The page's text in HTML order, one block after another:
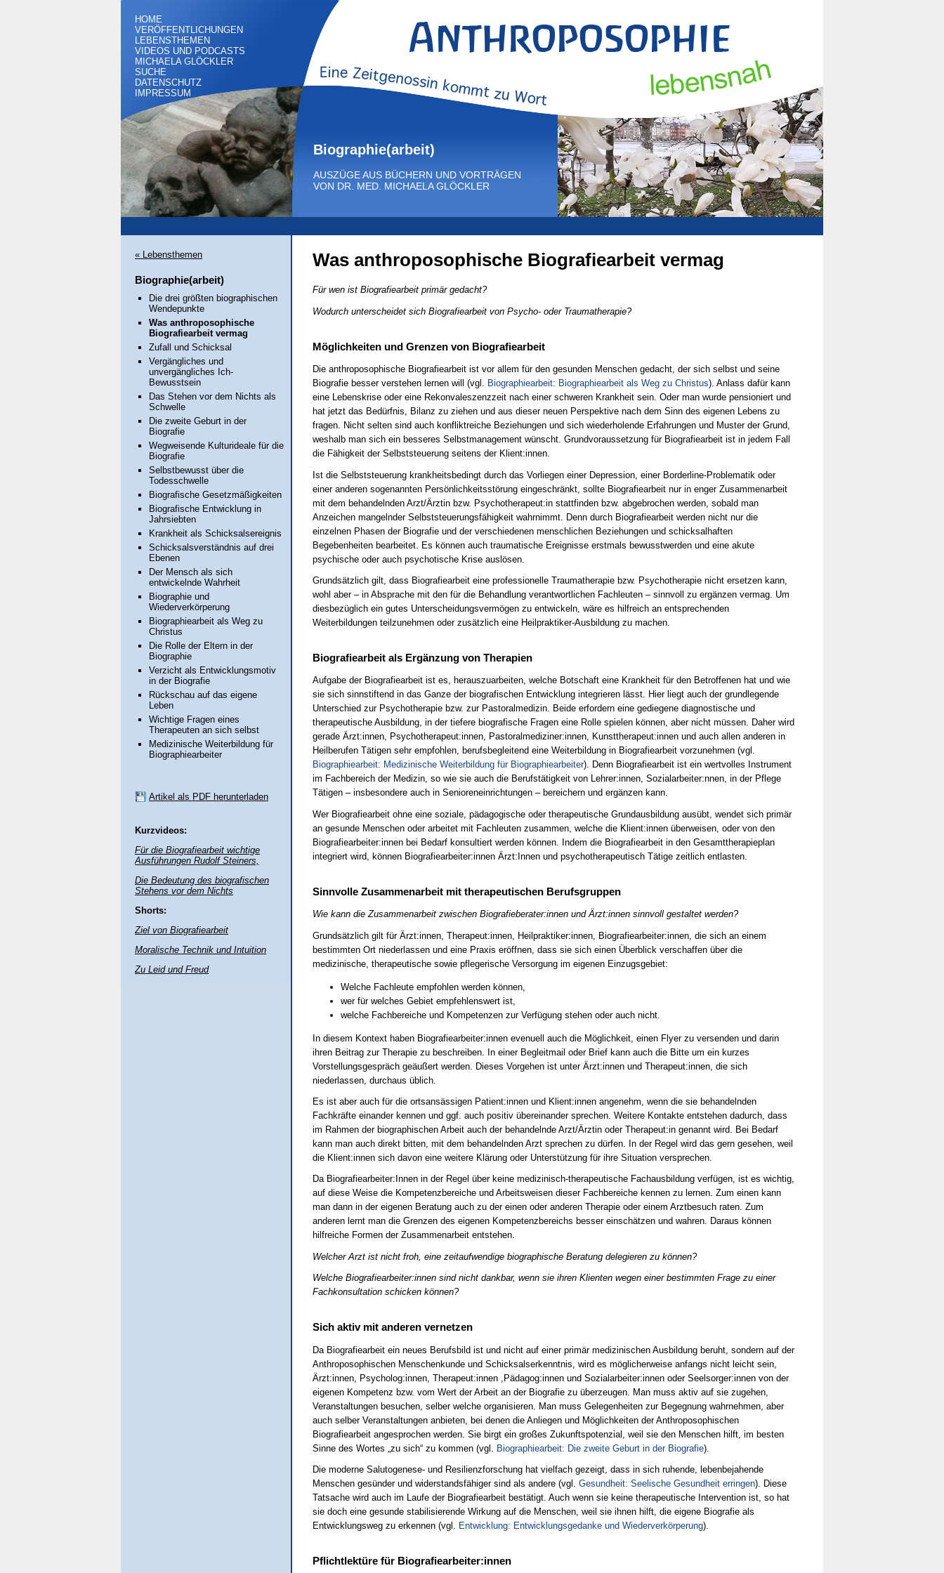
HOME
VERÖFFENTLICHUNGEN
LEBENSTHEMEN
VIDEOS UND PODCASTS
MICHAELA GLÖCKLER
SUCHE
DATENSCHUTZ
IMPRESSUM
Biographie(arbeit)
AUSZÜGE AUS BÜCHERN UND VORTRÄGEN
VON DR. MED. MICHAELA GLÖCKLER
Was anthroposophische Biografiearbeit vermag
Für wen ist Biografiearbeit primär gedacht?
Wodurch unterscheidet sich Biografiearbeit von Psycho- oder Traumatherapie?
Möglichkeiten und Grenzen von Biografiearbeit
Die anthroposophische Biografiearbeit ist vor allem für den gesunden Menschen gedacht, der sich selbst und seine
Biografie besser verstehen lernen will (vgl. Biographiearbeit: Biographiearbeit als Weg zu Christus). Anlass dafür kann
eine Lebenskrise oder eine Rekonvaleszenzzeit nach einer schweren Krankheit sein. Oder man wurde pensioniert und
hat jetzt das Bedürfnis, Bilanz zu ziehen und aus dieser neuen Perspektive nach dem Sinn des eigenen Lebens zu
fragen. Nicht selten sind auch konfliktreiche Beziehungen und sich wiederholende Erfahrungen und Muster der Grund,
weshalb man sich ein besseres Selbstmanagement wünscht. Grundvoraussetzung für Biografiearbeit ist in jedem Fall
die Fähigkeit der Selbststeuerung seitens der Klient:innen.
Ist die Selbststeuerung krankheitsbedingt durch das Vorliegen einer Depression, einer Borderline-Problematik oder
einer anderen sogenannten Persönlichkeitsstörung eingeschränkt, sollte Biografiearbeit nur in enger Zusammenarbeit
mit dem behandelnden Arzt/Ärztin bzw. Psychotherapeut:in stattfinden bzw. abgebrochen werden, sobald man
Anzeichen mangelnder Selbststeuerungsfähigkeit wahrnimmt. Denn durch Biografiearbeit werden nicht nur die
einzelnen Phasen der Biografie und der verschiedenen menschlichen Beziehungen und schicksalhaften
Begebenheiten bearbeitet. Es können auch traumatische Ereignisse erstmals bewusstwerden und eine akute
psychische oder auch psychotische Krise auslösen.
Grundsätzlich gilt, dass Biografiearbeit eine professionelle Traumatherapie bzw. Psychotherapie nicht ersetzen kann,
wohl aber – in Absprache mit den für die Behandlung verantwortlichen Fachleuten – sinnvoll zu ergänzen vermag. Um
diesbezüglich ein gutes Unterscheidungsvermögen zu entwickeln, wäre es hilfreich an entsprechenden
Weiterbildungen teilzunehmen oder zusätzlich eine Heilpraktiker-Ausbildung zu machen.
Biografiearbeit als Ergänzung von Therapien
Aufgabe der Biografiearbeit ist es, herauszuarbeiten, welche Botschaft eine Krankheit für den Betroffenen hat und wie
sie sich sinnstiftend in das Ganze der biografischen Entwicklung integrieren lässt. Hier liegt auch der grundlegende
Unterschied zur Psychotherapie bzw. zur Pastoralmedizin. Beide erfordern eine gediegene diagnostische und
therapeutische Ausbildung, in der tiefere biografische Fragen eine Rolle spielen können, aber nicht müssen. Daher wird
gerade Ärzt:innen, Psychotherapeut:innen, Pastoralmediziner:innen, Kunsttherapeut:innen und auch allen anderen in
Heilberufen Tätigen sehr empfohlen, berufsbegleitend eine Weiterbildung in Biografiearbeit vorzunehmen (vgl.
Biographiearbeit: Medizinische Weiterbildung für Biographiearbeiter). Denn Biografiearbeit ist ein wertvolles Instrument
im Fachbereich der Medizin, so wie sie auch die Berufstätigkeit von Lehrer:innen, Sozialarbeiter:nnen, in der Pflege
Tätigen – insbesondere auch in Senioreneinrichtungen – bereichern und ergänzen kann.
Wer Biografiearbeit ohne eine soziale, pädagogische oder therapeutische Grundausbildung ausübt, wendet sich primär
an gesunde Menschen oder arbeitet mit Fachleuten zusammen, welche die Klient:innen überweisen, oder von den
Biografiearbeiter:innen bei Bedarf konsultiert werden können. Indem die Biografiearbeit in den Gesamttherapieplan
integriert wird, können Biografiearbeiter:innen Ärzt:Innen und psychotherapeutisch Tätige zeitlich entlasten.
Sinnvolle Zusammenarbeit mit therapeutischen Berufsgruppen
Wie kann die Zusammenarbeit zwischen Biografieberater:innen und Ärzt:innen sinnvoll gestaltet werden?
Grundsätzlich gilt für Ärzt:innen, Therapeut:innen, Heilpraktiker:innen, Biografiearbeiter:innen, die sich an einem
bestimmten Ort niederlassen und eine Praxis eröffnen, dass sie sich einen Überblick verschaffen über die
medizinische, therapeutische sowie pflegerische Versorgung im eigenen Einzugsgebiet:
Welche Fachleute empfohlen werden können,
wer für welches Gebiet empfehlenswert ist,
welche Fachbereiche und Kompetenzen zur Verfügung stehen oder auch nicht.
In diesem Kontext haben Biografiearbeiter:innen evenuell auch die Möglichkeit, einen Flyer zu versenden und darin
ihren Beitrag zur Therapie zu beschreiben. In einer Begleitmail oder Brief kann auch die Bitte um ein kurzes
Vorstellungsgespräch geäußert werden. Dieses Vorgehen ist unter Ärzt:innen und Therapeut:innen, die sich
niederlassen, durchaus üblich.
Es ist aber auch für die ortsansässigen Patient:innen und Klient:innen angenehm, wenn die sie behandelnden
Fachkräfte einander kennen und ggf. auch positiv übereinander sprechen. Weitere Kontakte entstehen dadurch, dass
im Rahmen der biographischen Arbeit auch der behandelnde Arzt/Ärztin oder Therapeut:in genannt wird. Bei Bedarf
kann man auch direkt bitten, mit dem behandelnden Arzt sprechen zu dürfen. In der Regel wird das gern gesehen, weil
die Klient:innen sich davon eine weitere Klärung oder Unterstützung für ihre Situation versprechen.
Da Biografiearbeiter:Innen in der Regel über keine medizinisch-therapeutische Fachausbildung verfügen, ist es wichtig,
auf diese Weise die Kompetenzbereiche und Arbeitsweisen dieser Fachbereiche kennen zu lernen. Zum einen kann
man dann in der eigenen Beratung auch zu der einen oder anderen Therapie oder einem Arztbesuch raten. Zum
anderen lernt man die Grenzen des eigenen Kompetenzbereichs besser einschätzen und wahren. Daraus können
hilfreiche Formen der Zusammenarbeit entstehen.
Welcher Arzt ist nicht froh, eine zeitaufwendige biographische Beratung delegieren zu können?
Welche Biografiearbeiter:innen sind nicht dankbar, wenn sie ihren Klienten wegen einer bestimmten Frage zu einer
Fachkonsultation schicken können?
Sich aktiv mit anderen vernetzen
Da Biografiearbeit ein neues Berufsbild ist und nicht auf einer primär medizinischen Ausbildung beruht, sondern auf der
Anthroposophischen Menschenkunde und Schicksalserkenntnis, wird es möglicherweise anfangs nicht leicht sein,
Ärzt:innen, Psycholog:innen, Therapeut:innen ,Pädagog:innen und Sozialarbeiter:innen oder Seelsorger:innen von der
eigenen Kompetenz bzw. vom Wert der Arbeit an der Biografie zu überzeugen. Man muss aktiv auf sie zugehen,
Veranstaltungen besuchen, selber welche organisieren. Man muss Gelegenheiten zur Begegnung wahrnehmen, aber
auch selber Veranstaltungen anbieten, bei denen die Anliegen und Möglichkeiten der Anthroposophischen
Biografiearbeit angesprochen werden. Sie birgt ein großes Zukunftspotenzial, weil sie den Menschen hilft, im besten
Sinne des Wortes „zu sich“ zu kommen (vgl. Biographiearbeit: Die zweite Geburt in der Biografie).
Die moderne Salutogenese- und Resilienzforschung hat vielfach gezeigt, dass in sich ruhende, lebenbejahende
Menschen gesünder und widerstandsfähiger sind als andere (vgl. Gesundheit: Seelische Gesundheit erringen). Diese
Tatsache wird auch im Laufe der Biografiearbeit bestätigt. Auch wenn sie keine therapeutische Intervention ist, so hat
sie doch eine gesunde stabilisierende Wirkung auf die Menschen, weil sie ihnen hilft, die eigene Biografie als
Entwicklungsweg zu erkennen (vgl. Entwicklung: Entwicklungsgedanke und Wiederverkörperung).
Pflichtlektüre für Biografiearbeiter:innen
« Lebensthemen
Biographie(arbeit)
Die drei größten biographischen
Wendepunkte
Was anthroposophische
Biografiearbeit vermag
Zufall und Schicksal
Vergängliches und
unvergängliches Ich-
Bewusstsein
Das Stehen vor dem Nichts als
Schwelle
Die zweite Geburt in der
Biografie
Wegweisende Kulturideale für die
Biografie
Selbstbewusst über die
Todesschwelle
Biografische Gesetzmäßigkeiten
Biografische Entwicklung in
Jahrsiebten
Krankheit als Schicksalsereignis
Schicksalsverständnis auf drei
Ebenen
Der Mensch als sich
entwickelnde Wahrheit
Biographie und
Wiederverkörperung
Biographiearbeit als Weg zu
Christus
Die Rolle der Eltern in der
Biographie
Verzicht als Entwicklungsmotiv
in der Biografie
Rückschau auf das eigene
Leben
Wichtige Fragen eines
Therapeuten an sich selbst
Medizinische Weiterbildung für
Biographiearbeiter
Artikel als PDF herunterladen
Kurzvideos:
Für die Biografiearbeit wichtige
Ausführungen Rudolf Steiners,
Die Bedeutung des biografischen
Stehens vor dem Nichts
Shorts:
Ziel von Biografiearbeit
Moralische Technik und Intuition
Zu Leid und Freud